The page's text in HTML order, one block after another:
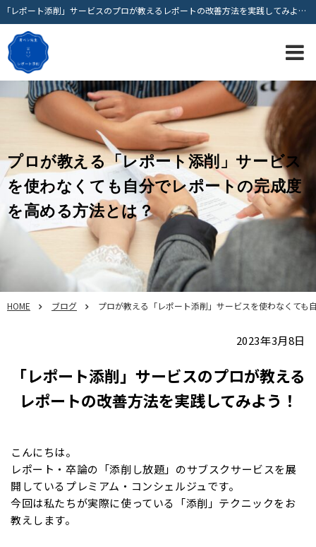
「レポート添削」サービスのプロが教えるレポートの改善方法を実践してみよう！
プロが教える「レポート添削」サービス
を使わなくても自分でレポートの完成度
を高める方法とは？
HOME ブログ プロが教える「レポート添削」サービスを使わなくても
2023年3月8日
「レポート添削」サービスのプロが教える
レポートの改善方法を実践してみよう！
こんにちは。
レポート・卒論の「添削し放題」のサブスクサービスを展
開しているプレミアム・コンシェルジュです。
今回は私たちが実際に使っている「添削」テクニックをお
教えします。